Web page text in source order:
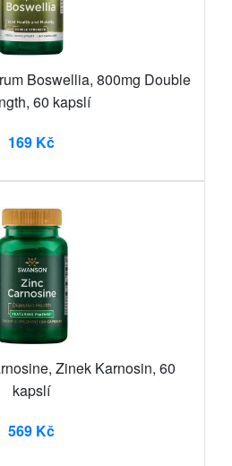
Boswellia, 800mg Double
60 kapslí
169 Kč
Zinek Karnosin, 60
kapslí
569 Kč